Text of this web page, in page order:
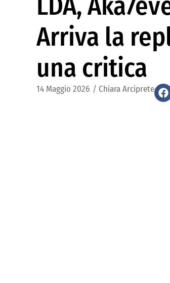
Arriva la
una critica
14 Maggio 2026 / Chiara Arciprete